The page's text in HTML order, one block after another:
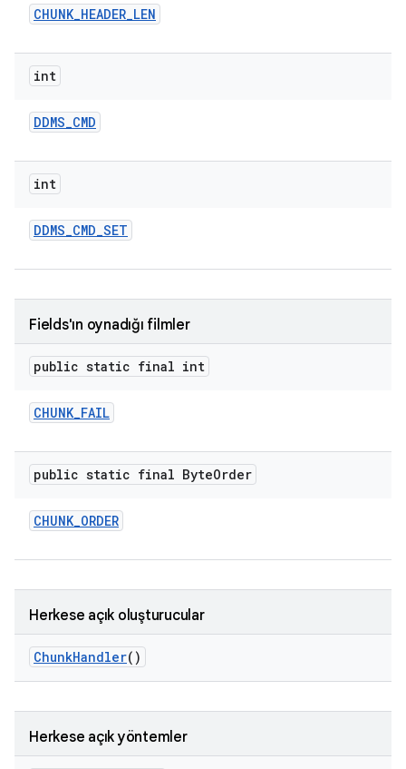
CHUNK_HEADER_LEN
int
DDMS_CMD
int
DDMS_CMD_SET
Fields'ın oynadığı filmler
public static final int
CHUNK_FAIL
public static final ByteOrder
CHUNK_ORDER
Herkese açık oluşturucular
ChunkHandler()
Herkese açık yöntemler